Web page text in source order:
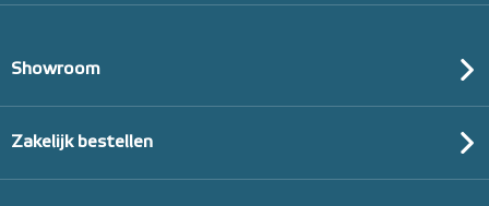
Showroom
Zakelijk bestellen